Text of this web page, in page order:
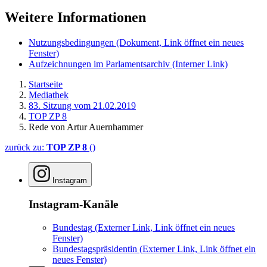
Weitere Informationen
Nutzungsbedingungen (Dokument, Link öffnet ein neues
Fenster)
Aufzeichnungen im Parlamentsarchiv (Interner Link)
Startseite
Mediathek
83. Sitzung vom 21.02.2019
TOP ZP 8
Rede von Artur Auernhammer
zurück zu: TOP ZP 8 ()
Instagram
Instagram-Kanäle
Bundestag (Externer Link, Link öffnet ein neues
Fenster)
Bundestagspräsidentin (Externer Link, Link öffnet ein
neues Fenster)